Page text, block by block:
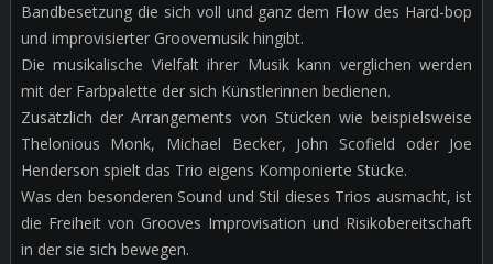
Bandbesetzung die sich voll und ganz dem Flow des Hard-bop
und improvisierter Groovemusik hingibt.
Die musikalische Vielfalt ihrer Musik kann verglichen werden
mit der Farbpalette der sich Künstlerinnen bedienen.
Zusätzlich der Arrangements von Stücken wie beispielsweise
Thelonious Monk, Michael Becker, John Scofield oder Joe
Henderson spielt das Trio eigens Komponierte Stücke.
Was den besonderen Sound und Stil dieses Trios ausmacht, ist
die Freiheit von Grooves Improvisation und Risikobereitschaft
in der sie sich bewegen.